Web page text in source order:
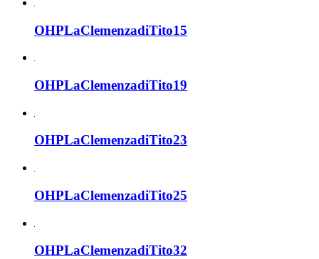
OHPLaClemenzadiTito15
OHPLaClemenzadiTito19
OHPLaClemenzadiTito23
OHPLaClemenzadiTito25
OHPLaClemenzadiTito32